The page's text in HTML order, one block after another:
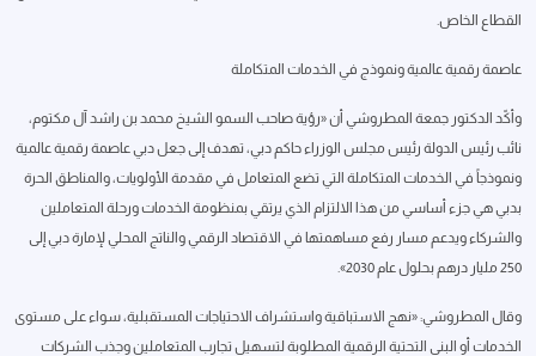
القطاع الخاص.
عاصمة رقمية عالمية ونموذج في الخدمات المتكاملة
وأكّد الدكتور جمعة المطروشي أن «رؤية صاحب السمو الشيخ محمد بن راشد آل مكتوم،
نائب رئيس الدولة رئيس مجلس الوزراء حاكم دبي، تهدف إلى جعل دبي عاصمة رقمية عالمية
ونموذجاً في الخدمات المتكاملة التي تضع المتعامل في مقدمة الأولويات، والمناطق الحرة
بدبي هي جزء أساسي من هذا الالتزام الذي يرتقي بمنظومة الخدمات ورحلة المتعاملين
والشركاء ويدعم مسار رفع مساهمتها في الاقتصاد الرقمي والناتج المحلي لإمارة دبي إلى
250 مليار درهم بحلول عام 2030».
وقال المطروشي: «نهج الاستباقية واستشراف الاحتياجات المستقبلية، سواء على مستوى
الخدمات أو البنى التحتية الرقمية المطلوبة لتسهيل تجارب المتعاملين وجذب الشركات